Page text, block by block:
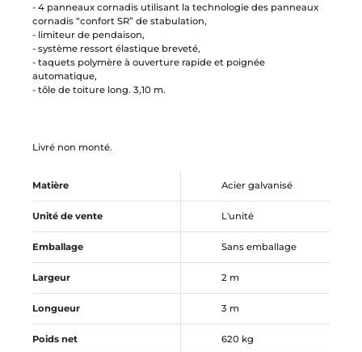
- 4 panneaux cornadis utilisant la technologie des panneaux
cornadis “confort SR” de stabulation,
- limiteur de pendaison,
- système ressort élastique breveté,
- taquets polymère à ouverture rapide et poignée
automatique,
- tôle de toiture long. 3,10 m.
Livré non monté.
Matière Acier galvanisé
Unité de vente L'unité
Emballage Sans emballage
Largeur 2 m
Longueur 3 m
Poids net 620 kg